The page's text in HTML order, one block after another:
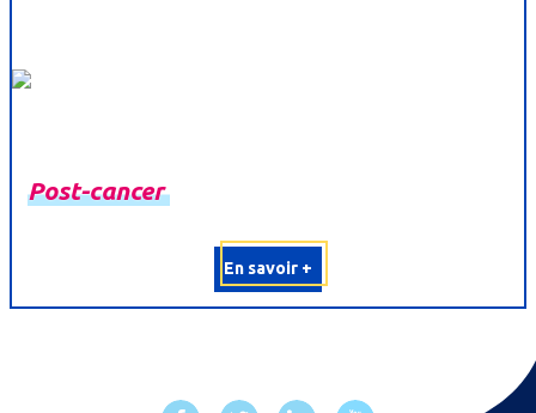
Post-cancer
En savoir +